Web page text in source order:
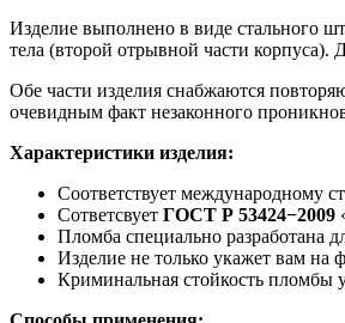
Изделие выполнено в виде стального
тела (второй отрывной части
Обе части изделия снабжаются
очевидным факт незаконного
Характеристики изделия:
Соответствует международному
Сответсвует ГОСТ Р 53424−2009
Пломба специально разработана
Изделие не только укажет вам на
Криминальная стойкость пломбы